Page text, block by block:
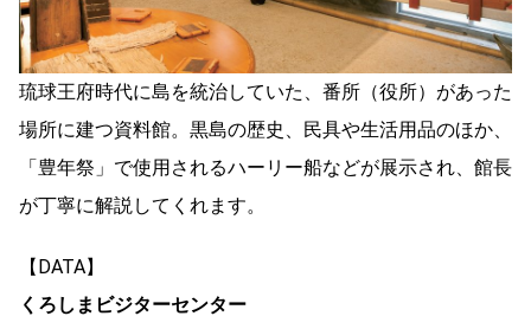
琉球王府時代に島を統治していた、番所（役所）があった
場所に建つ資料館。黒島の歴史、民具や生活用品のほか、
「豊年祭」で使用されるハーリー船などが展示され、館長
が丁寧に解説してくれます。
【DATA】
くろしまビジターセンター